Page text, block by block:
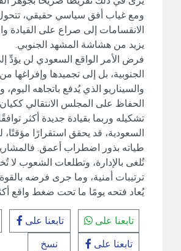
ومع غياب أفق سياسي حقيقي،
الانقسامات إلى صراع على القيادة
يزيد من هشاشة المشهد الجنوبي.
فرض الأمر الواقع السعودي لن يؤدِّ
الجنوبية، بل إلى تجميدها وإفراغها
والسيناريو الذي يُدفع باتجاهه اليوم،
الحفاظ على المجلس الانتقالي
تشكيله وربما بقيادة جديدة أكثر
السعودية، قد يحقق استقرارًا
طياته بذور اضطراب أعمق.
تُلغى بالإدارة، وتطلعات الشعوب لا
ترتيبات أمنية، وما جرى فرضه
يُعاد فتحه يومًا ما تحت ضغط واقع
تابعنا على تابعنا على
تابعنا على
نسخ